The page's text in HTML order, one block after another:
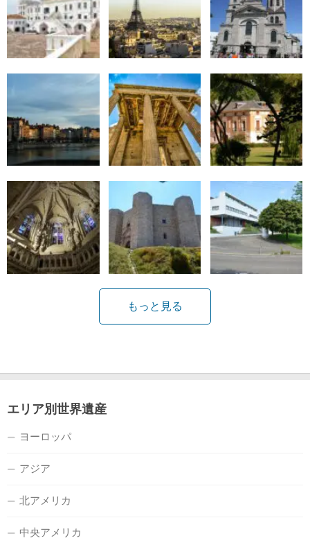
もっと見る
エリア別世界遺産
ヨーロッパ
アジア
北アメリカ
中央アメリカ